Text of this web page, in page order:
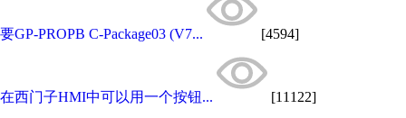
要GP-PROPB C-Package03 (V7... [4594]
在西门子HMI中可以用一个按钮... [11122]